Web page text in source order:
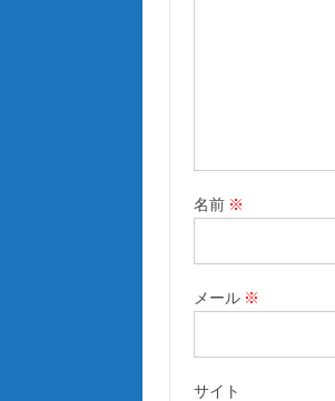
名前 ※
メール ※
サイト